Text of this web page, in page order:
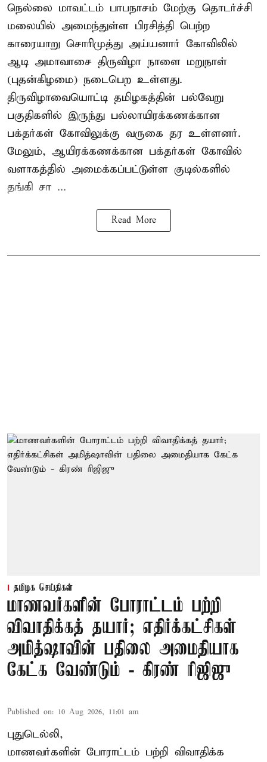
நெல்லை மாவட்டம் பாபநாசம் மேற்கு தொடர்ச்சி
மலையில் அமைந்துள்ள பிரசித்தி பெற்ற
காரையாறு சொரிமுத்து அய்யனார் கோவிலில்
ஆடி அமாவாசை திருவிழா நாளை மறுநாள்
(புதன்கிழமை) நடைபெற உள்ளது.
திருவிழாவையொட்டி தமிழகத்தின் பல்வேறு
பகுதிகளில் இருந்து பல்லாயிரக்கணக்கான
பக்தர்கள் கோவிலுக்கு வருகை தர உள்ளனர்.
மேலும், ஆயிரக்கணக்கான பக்தர்கள் கோவில்
வளாகத்தில் அமைக்கப்பட்டுள்ள குடில்களில்
தங்கி சா ...
Read More
தமிழக செய்திகள்
மாணவர்களின் போராட்டம் பற்றி
விவாதிக்கத் தயார்; எதிர்க்கட்சிகள்
அமித்ஷாவின் பதிலை அமைதியாக
கேட்க வேண்டும் - கிரண் ரிஜிஜு
Published on: 10 Aug 2026, 11:01 am
புதுடெல்லி,
மாணவர்களின் போராட்டம் பற்றி விவாதிக்க